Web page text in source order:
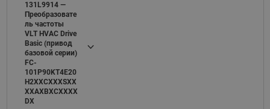
131L9914 —
Преобразовате
ль частоты
VLT HVAC Drive
Basic (привод
базовой серии)
FC-
101P90KT4E20
H2XXCXXXSXX
XXAXBXCXXXX
DX